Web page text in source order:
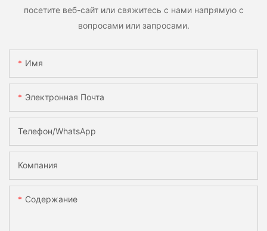
посетите веб-сайт или свяжитесь с нами напрямую с
вопросами или запросами.
Имя
Электронная Почта
Телефон/WhatsApp
Компания
Содержание